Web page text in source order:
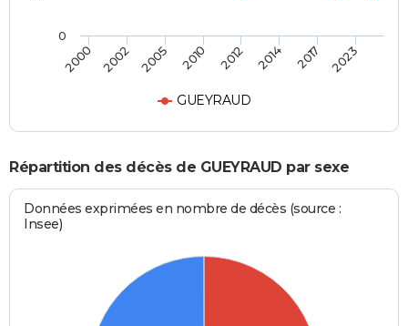
GUEYRAUD
2000 2002 2005 2010 2012 2014 2017 2023
0
Répartition des décès de GUEYRAUD par sexe
Données exprimées en nombre de décès (source :
Insee)